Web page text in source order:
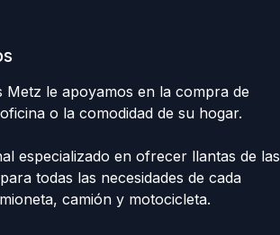
Metz le apoyamos en la compra de
o la comodidad de su hogar.
especializado en ofrecer llantas de las
todas las necesidades de cada
camión y motocicleta.